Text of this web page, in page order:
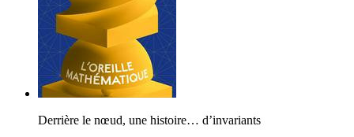
Derrière le nœud, une histoire… d’invariants